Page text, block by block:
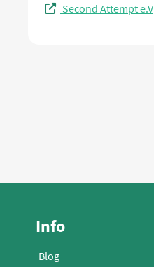
Second Attempt e.V
Info
Blog